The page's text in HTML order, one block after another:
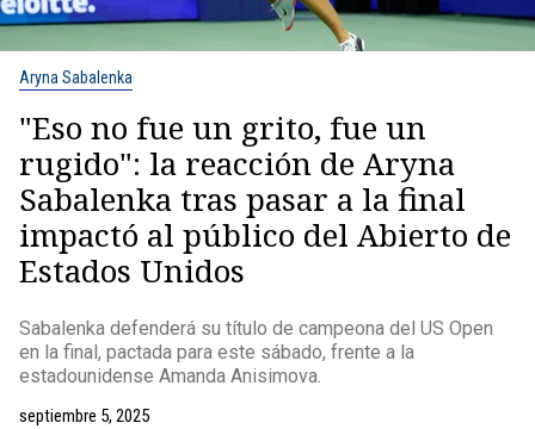
Aryna Sabalenka
"Eso no fue un grito, fue un
rugido": la reacción de Aryna
Sabalenka tras pasar a la final
impactó al público del Abierto de
Estados Unidos
Sabalenka defenderá su título de campeona del US Open
en la final, pactada para este sábado, frente a la
estadounidense Amanda Anisimova.
septiembre 5, 2025